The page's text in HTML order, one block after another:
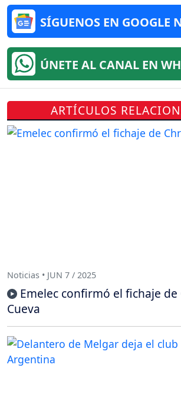
SÍGUENOS EN GOOGLE
ÚNETE AL CANAL EN
ARTÍCULOS
Noticias • JUN 7 / 2025
Emelec confirmó el fichaje de
Cueva